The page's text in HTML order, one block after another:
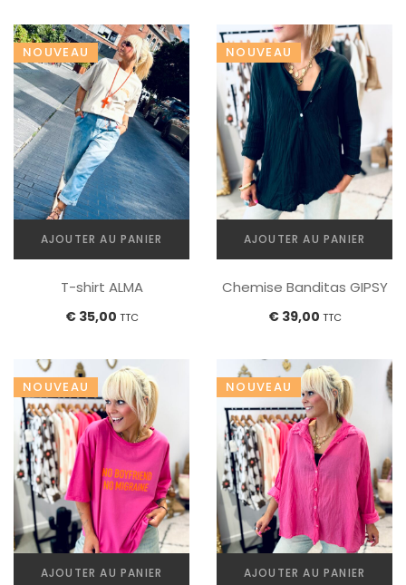
plus
ancien
NOUVEAU
AJOUTER AU PANIER
T-shirt ALMA
€35,00 TTC
NOUVEAU
AJOUTER AU PANIER
Chemise Banditas GIPSY
€39,00 TTC
NOUVEAU
AJOUTER AU PANIER
NOUVEAU
AJOUTER AU PANIER